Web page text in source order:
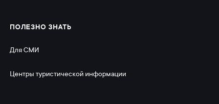
ПОЛЕЗНО ЗНАТЬ
Для СМИ
Центры туристической информации